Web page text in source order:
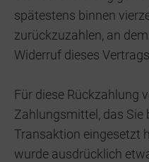
spätestens binnen
zurückzuzahlen, an
Widerruf dieses
Für diese Rückzahlung
Zahlungsmittel, das Sie
Transaktion eingesetzt
wurde ausdrücklich